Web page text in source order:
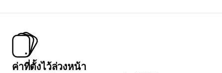
ค่าที่ตั้งไว้ล่วงหน้า